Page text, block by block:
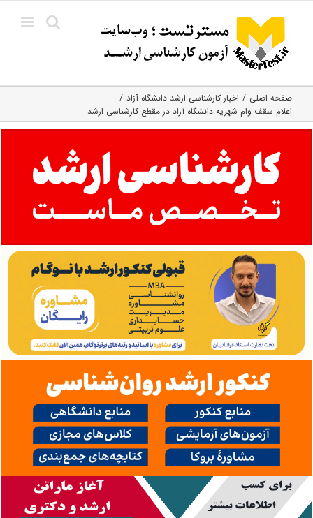
content
صفحه اصلی
اخبار کارشناسی ارشد دانشگاه آزاد
اعلام سقف وام شهریه دانشگاه آزاد در مقطع کارشناسی ارشد